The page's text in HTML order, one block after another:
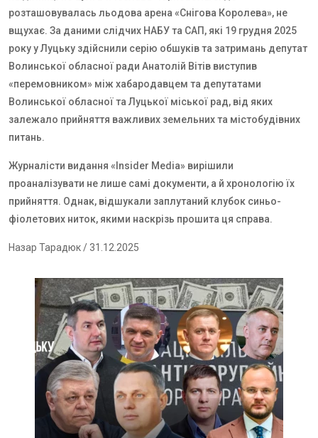
розташовувалась льодова арена «Снігова Королева», не
вщухає. За даними слідчих НАБУ та САП, які 19 грудня 2025
року у Луцьку здійснили серію обшуків та затримань депутат
Волинської обласної ради Анатолій Вітів виступив
«перемовником» між хабародавцем та депутатами
Волинської обласної та Луцької міської рад, від яких
залежало прийняття важливих земельних та містобудівних
питань.
Журналісти видання «Insider Media» вирішили
проаналізувати не лише самі документи, а й хронологію їх
прийняття. Однак, відшукали заплутаний клубок синьо-
фіолетових ниток, якими наскрізь прошита ця справа.
Назар Тарадюк/ 31.12.2025